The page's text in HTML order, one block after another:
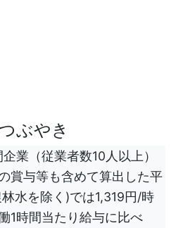
ぶやき
業（従業者数10人以上）
賞与等も含めて算出した平
水を除く)では1,319円/時
1時間当たり給与に比べ